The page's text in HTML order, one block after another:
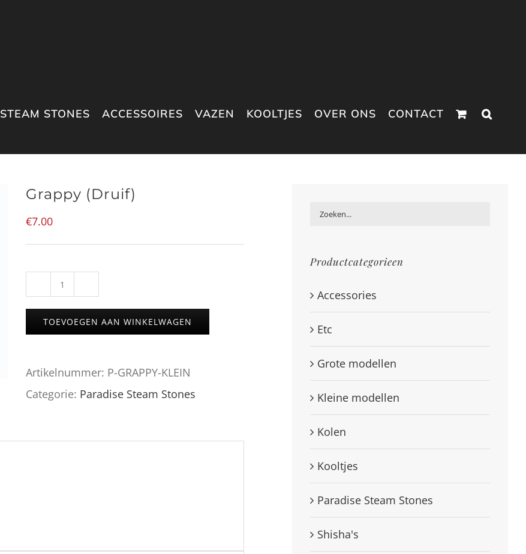
STEAM STONES ACCESSOIRES VAZEN KOOLTJES OVER ONS CONTACT
Grappy (Druif)
€7.00
Grappy
(Druif)
aantal
TOEVOEGEN AAN WINKELWAGEN
Artikelnummer: P-GRAPPY-KLEIN
Categorie: Paradise Steam Stones
Productcategorieen
Accessories
Etc
Grote modellen
Kleine modellen
Kolen
Kooltjes
Paradise Steam Stones
Shisha's